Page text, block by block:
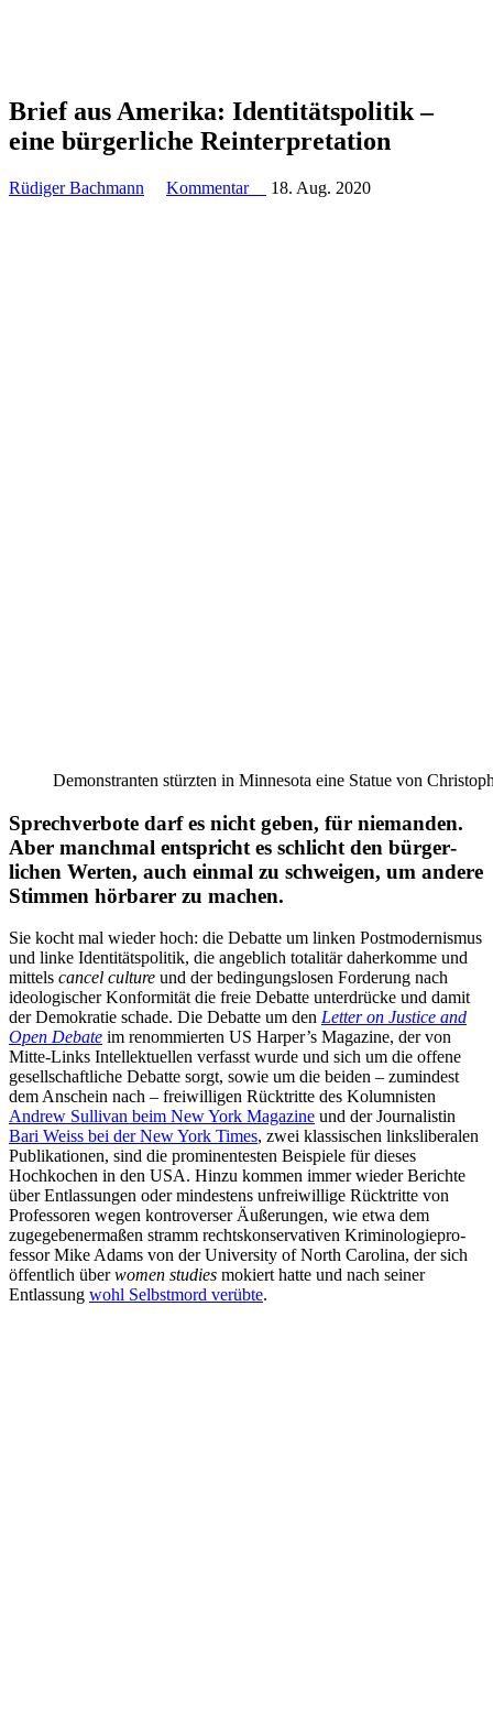
Brief aus Amerika: Identi­täts­po­litik –
eine bürger­liche Reinterpretation
Rüdiger Bachmann Kommentar 18. Aug. 2020
Demons­tranten stürzten in Minnesota eine Statue von
Sprech­verbote darf es nicht geben, für niemanden.
Aber manchmal entspricht es schlicht den bürger­
lichen Werten, auch einmal zu schweigen, um andere
Stimmen hörbarer zu machen.
Sie kocht mal wieder hoch: die Debatte um linken Postmo­der­nismus
und linke Identi­täts­po­litik, die angeblich totalitär daher­komme und
mittels cancel culture und der bedin­gungs­losen Forderung nach
ideolo­gi­scher Konfor­mität die freie Debatte unter­drücke und damit
der Demokratie schade. Die Debatte um den Letter on Justice and
Open Debate im renom­mierten US Harper’s Magazine, der von
Mitte-Links Intel­lek­tu­ellen verfasst wurde und sich um die offene
gesell­schaft­liche Debatte sorgt, sowie um die beiden – zumindest
dem Anschein nach – freiwil­ligen Rücktritte des Kolum­nisten
Andrew Sullivan beim New York Magazine und der Journa­listin
Bari Weiss bei der New York Times, zwei klassi­schen links­li­be­ralen
Publi­ka­tionen, sind die promi­nen­testen Beispiele für dieses
Hochkochen in den USA. Hinzu kommen immer wieder Berichte
über Entlas­sungen oder mindestens unfrei­willige Rücktritte von
Profes­soren wegen kontro­verser Äußerungen, wie etwa dem
zugege­be­ner­maßen stramm rechts­kon­ser­va­tiven Krimi­no­lo­gie­pro­
fessor Mike Adams von der University of North Carolina, der sich
öffentlich überwomen studies mokiert hatte und nach seiner
Entlassung wohl Selbstmord verübte.